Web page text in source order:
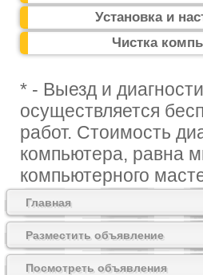
Установка и
Чистка
* - Выезд и
осуществляется
работ. Стоимость
компьютера, равна
компьютерного
Главная
Разместить объявление
Посмотреть объявления